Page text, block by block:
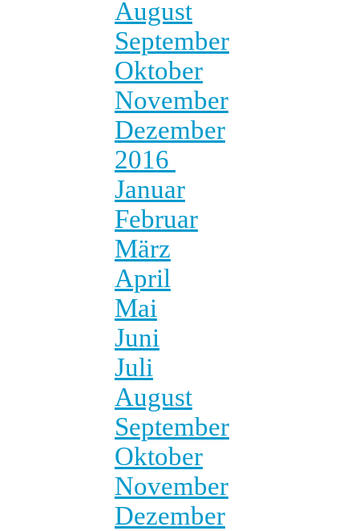
August
September
Oktober
November
Dezember
2016
Januar
Februar
März
April
Mai
Juni
Juli
August
September
Oktober
November
Dezember